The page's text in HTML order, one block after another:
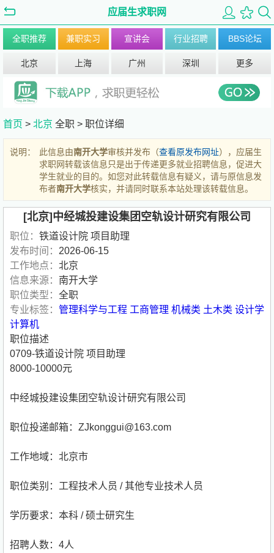
应届生求职网
全职推荐 兼职实习 宣讲会 行业招聘 BBS论坛
北京 上海 广州 深圳 更多
首页 > 北京 全职 > 职位详细
说明： 此信息由南开大学审核并发布（查看原发布网址），应届生
求职网转载该信息只是出于传递更多就业招聘信息，促进大
学生就业的目的。如您对此转载信息有疑义，请与原信息发
布者南开大学核实，并请同时联系本站处理该转载信息。
[北京]中经城投建设集团空轨设计研究有限公司
职位： 铁道设计院 项目助理
发布时间： 2026-06-15
工作地点： 北京
信息来源： 南开大学
职位类型： 全职
专业标签： 管理科学与工程 工商管理 机械类 土木类 设计学
计算机
职位描述
0709-铁道设计院 项目助理
8000-10000元
中经城投建设集团空轨设计研究有限公司
职位投递邮箱：ZJkonggui@163.com
工作地域：北京市
职位类别：工程技术人员 / 其他专业技术人员
学历要求：本科 / 硕士研究生
招聘人数：4人